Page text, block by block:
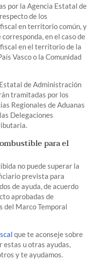
por la Agencia Estatal de
de los
en territorio común, y
en el caso de
en el territorio de la
Vasco o la Comunidad
de Administración
tramitadas por los
Regionales de Aduanas
Delegaciones
para el
no puede superar la
prevista para
de ayuda, de acuerdo
aprobadas de
del Marco Temporal
que te aconseje sobre
estas u otras ayudas,
y te ayudamos.